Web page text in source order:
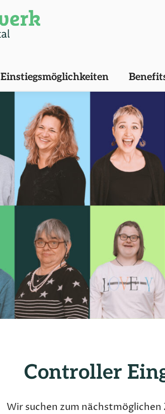
Einstiegsmöglichkeiten
Controller
Wir suchen zum